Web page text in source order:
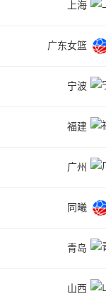
上海
广东女篮
宁波
福建
广州
同曦
青岛
山西